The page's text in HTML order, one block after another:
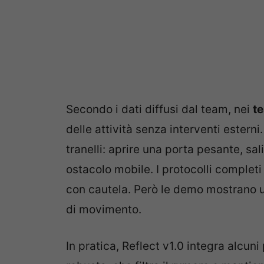
Secondo i dati diffusi dal team, nei
delle attività senza interventi
tranelli: aprire una porta pesante,
ostacolo mobile. I protocolli
con cautela. Però le demo mostrano
di movimento.
In pratica, Reflect v1.0 integra